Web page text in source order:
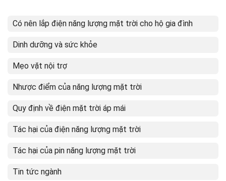
Có nên lắp điện năng lượng mặt trời cho hộ gia đình
Dinh dưỡng và sức khỏe
Mẹo vặt nội trợ
Nhược điểm của năng lượng mặt trời
Quy định về điện mặt trời áp mái
Tác hại của điện năng lượng mặt trời
Tác hại của pin năng lượng mặt trời
Tin tức ngành